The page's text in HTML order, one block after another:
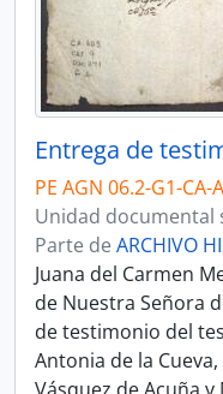
Entrega de
PE AGN 06.2-G1-CA-
Unidad documental
Parte de ARCHIVO
Juana del Carmen
de Nuestra Señora
de testimonio del
Antonia de la